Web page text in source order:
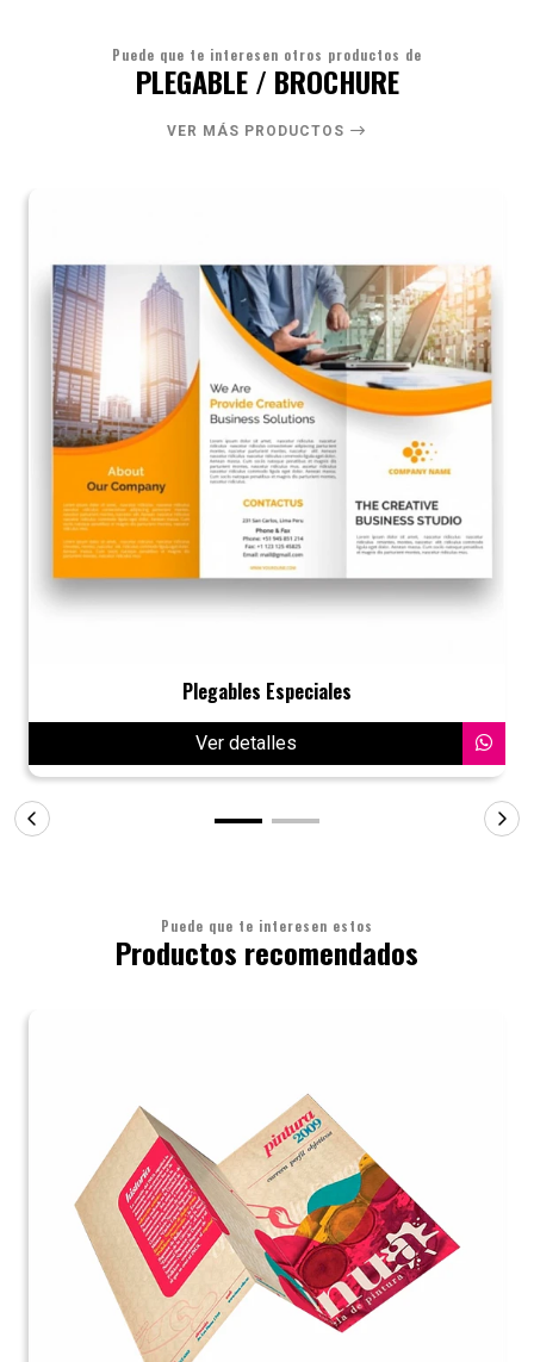
Puede que te interesen otros productos de
PLEGABLE / BROCHURE
VER MÁS PRODUCTOS
Plegables Especiales
Ver detalles
Puede que te interesen estos
Productos recomendados